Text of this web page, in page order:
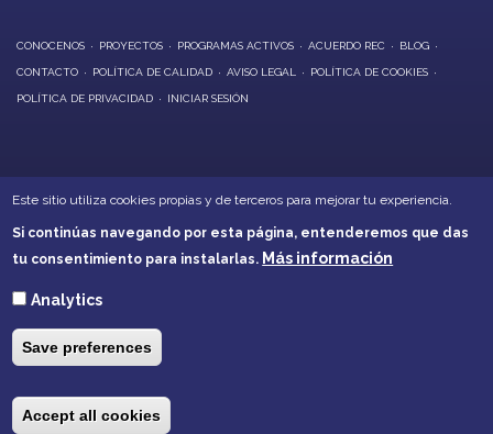
CONOCENOS PROYECTOS PROGRAMAS ACTIVOS ACUERDO REC BLOG
CONTACTO POLÍTICA DE CALIDAD AVISO LEGAL POLÍTICA DE COOKIES
POLÍTICA DE PRIVACIDAD INICIAR SESIÓN
Calle Soledad, 21 - Villarrubia de los Ojos
Teléfonos: 926260001 - 926266632
akd@akd-cr.com
Los buenos equipos acaban por ser grandes equipos cuando
sus integrantes confían los unos en los otros lo suficiente para
renunciar al "yo" por el "nosotros". (Phil Jackson)
Este sitio utiliza cookies propias y de terceros para mejorar tu experiencia.
Si continúas navegando por esta página, entenderemos que das
tu consentimiento para instalarlas. Más información
Analytics
Save preferences
Accept all cookies